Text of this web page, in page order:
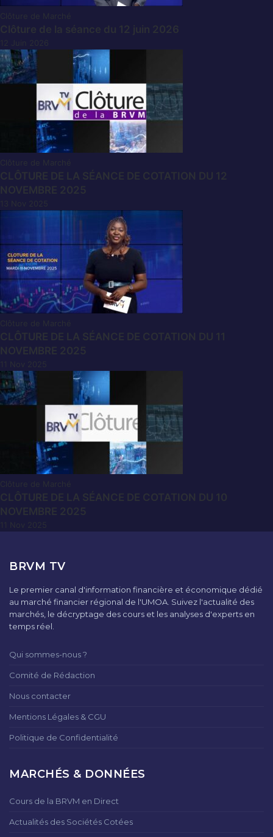
Clôture de la séance du 12 juin 2026
CLÔTURE DE LA SÉANCE DE COTATION DU 12
NOVEMBRE 2025
CLÔTURE DE LA SÉANCE DE COTATION DU 11
NOVEMBRE 2025
CLÔTURE DE LA SÉANCE DE COTATION DU 10
NOVEMBRE 2025
BRVM TV
Le premier canal d'information financière et économique dédié
au marché financier régional de l'UMOA. Suivez l'actualité des
marchés, le décryptage des cours et les analyses d'experts en
temps réel.
Qui sommes-nous ?
Comité de Rédaction
Nous contacter
Mentions Légales & CGU
Politique de Confidentialité
MARCHÉS & DONNÉES
Cours de la BRVM en Direct
Actualités des Sociétés Cotées